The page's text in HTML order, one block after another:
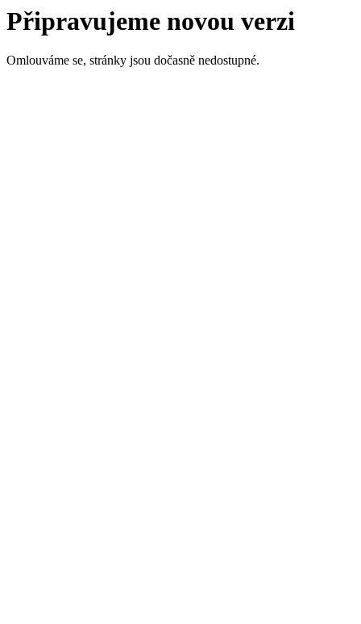
Připravujeme novou verzi
Omlouváme se, stránky jsou dočasně nedostupné.